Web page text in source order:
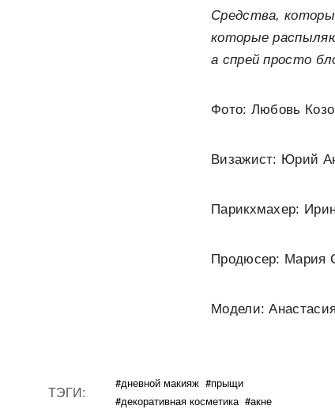
Средства,
которые
а спрей просто
Фото: Любовь
Визажист: Юрий
Парикхмахер:
Продюсер: Мария
Модели:
ТЭГИ: #дневной макияж #прыщи
#декоративная косметика #акне